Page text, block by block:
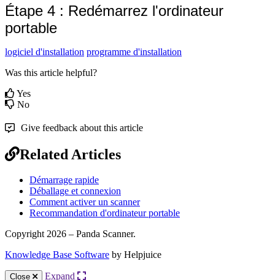
Étape 4 : Redémarrez l'ordinateur
portable
logiciel d'installation programme d'installation
Was this article helpful?
Yes
No
Give feedback about this article
Related Articles
Démarrage rapide
Déballage et connexion
Comment activer un scanner
Recommandation d'ordinateur portable
Copyright 2026 – Panda Scanner.
Knowledge Base Software by Helpjuice
Close Expand